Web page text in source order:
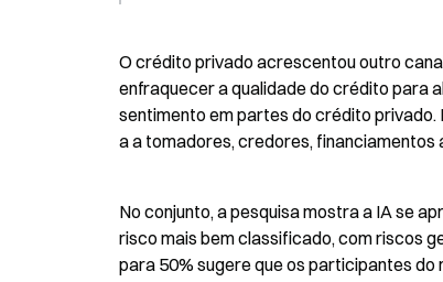
O crédito privado acrescentou outro
enfraquecer a qualidade do crédito para
sentimento em partes do crédito
a a tomadores, credores,
No conjunto, a pesquisa mostra a IA se
risco mais bem classificado, com riscos
para 50% sugere que os participantes